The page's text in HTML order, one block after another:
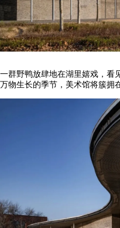
一群野鸭放肆地在湖里嬉戏，看
万物生长的季节，美术馆将簇拥